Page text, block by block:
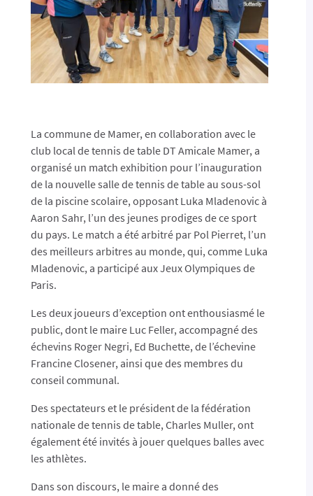
La commune de Mamer, en collaboration avec le
club local de tennis de table DT Amicale Mamer, a
organisé un match exhibition pour l’inauguration
de la nouvelle salle de tennis de table au sous-sol
de la piscine scolaire, opposant Luka Mladenovic à
Aaron Sahr, l’un des jeunes prodiges de ce sport
du pays. Le match a été arbitré par Pol Pierret, l’un
des meilleurs arbitres au monde, qui, comme Luka
Mladenovic, a participé aux Jeux Olympiques de
Paris.
Les deux joueurs d’exception ont enthousiasmé le
public, dont le maire Luc Feller, accompagné des
échevins Roger Negri, Ed Buchette, de l’échevine
Francine Closener, ainsi que des membres du
conseil communal.
Des spectateurs et le président de la fédération
nationale de tennis de table, Charles Muller, ont
également été invités à jouer quelques balles avec
les athlètes.
Dans son discours, le maire a donné des